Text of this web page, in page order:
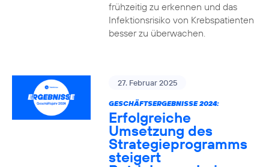
frühzeitig zu erkennen und das
Infektionsrisiko von Krebspatienten
besser zu überwachen.
27. Februar 2025
GESCHÄFTSERGEBNISSE 2024:
Erfolgreiche
Umsetzung des
Strategieprogramms
steigert